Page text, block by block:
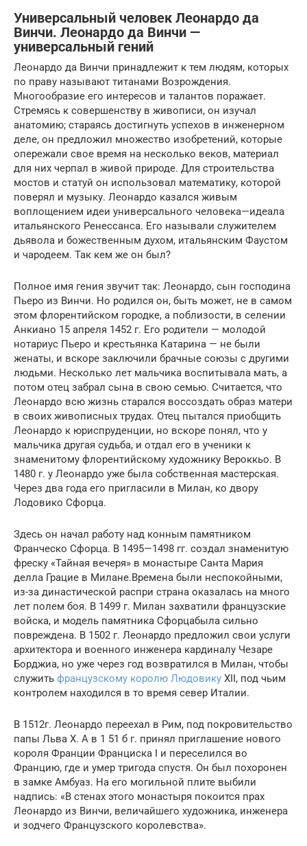
Универсальный человек Леонардо да
Винчи. Леонардо да Винчи —
универсальный гений
Леонардо да Винчи принадлежит к тем людям, которых
по праву называют титанами Возрождения.
Многообразие его интересов и талантов поражает.
Стремясь к совершенству в живописи, он изучал
анатомию; стараясь достигнуть успехов в инженерном
деле, он предложил множество изобретений, которые
опережали свое время на несколько веков, материал
для них черпал в живой природе. Для строительства
мостов и статуй он использовал математику, которой
поверял и музыку. Леонардо казался живым
воплощением идеи универсального человека—идеала
итальянского Ренессанса. Его называли служителем
дьявола и божественным духом, итальянским Фаустом
и чародеем. Так кем же он был?
Полное имя гения звучит так: Леонардо, сын господина
Пьеро из Винчи. Но родился он, быть может, не в самом
этом флорентийском городке, а поблизости, в селении
Анкиано 15 апреля 1452 г. Его родители — молодой
нотариус Пьеро и крестьянка Катарина — не были
женаты, и вскоре заключили брачные союзы с другими
людьми. Несколько лет мальчика воспитывала мать, а
потом отец забрал сына в свою семью. Считается, что
Леонардо всю жизнь старался воссоздать образ матери
в своих живописных трудах. Отец пытался приобщить
Леонардо к юриспруденции, но вскоре понял, что у
мальчика другая судьба, и отдал его в ученики к
знаменитому флорентийскому художнику Вероккьо. В
1480 г. у Леонардо уже была собственная мастерская.
Через два года его пригласили в Милан, ко двору
Лодовико Сфорца.
Здесь он начал работу над конным памятником
Франческо Сфорца. В 1495—1498 гг. создал знаменитую
фреску «Тайная вечеря» в монастыре Санта Мария
делла Грацие в Милане.Времена были неспокойными,
из-за династической распри страна оказалась на много
лет полем боя. В 1499 г. Милан захватили французские
войска, и модель памятника Сфорцабыла сильно
повреждена. В 1502 г. Леонардо предложил свои услуги
архитектора и военного инженера кардиналу Чезаре
Борджиа, но уже через год возвратился в Милан, чтобы
служить французскому королю Людовику XII, под чьим
контролем находился в то время север Италии.
В 1512г. Леонардо переехал в Рим, под покровительство
папы Льва X. А в 1 51 б г. принял приглашение нового
короля Франции Франциска I и переселился во
Францию, где и умер тригода спустя. Он был похоронен
в замке Амбуаз. На его могильной плите выбили
надпись: «В стенах этого монастыря покоится прах
Леонардо из Винчи, величайшего художника, инженера
и зодчего Французского королевства».